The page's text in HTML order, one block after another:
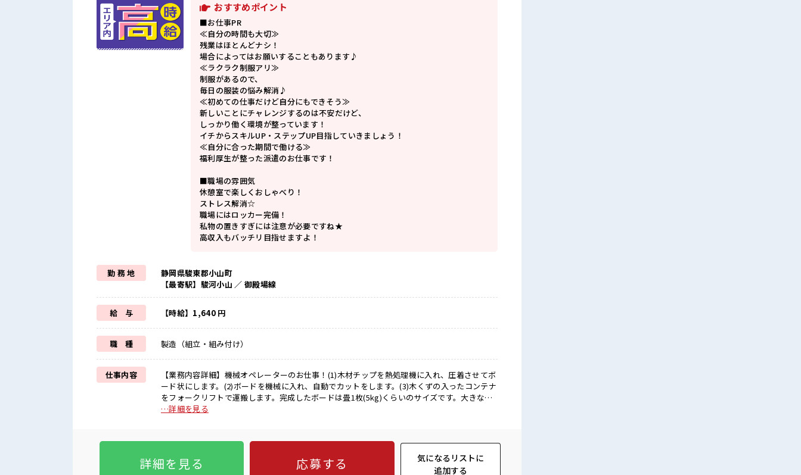
おすすめポイント
■お仕事PR
≪自分の時間も大切≫
残業はほとんどナシ！
場合によってはお願いすることもあります♪
≪ラクラク制服アリ≫
制服があるので、
毎日の服装の悩み解消♪
≪初めての仕事だけど自分にもできそう≫
新しいことにチャレンジするのは不安だけど、
しっかり働く環境が整っています！
イチからスキルUP・ステップUP目指していきましょう！
≪自分に合った期間で働ける≫
福利厚生が整った派遣のお仕事です！
■職場の雰囲気
休憩室で楽しくおしゃべり！
ストレス解消☆
職場にはロッカー完備！
私物の置きすぎには注意が必要ですね★
高収入もバッチリ目指せますよ！
勤 務 地
静岡県駿東郡小山町
【最寄駅】駿河小山 ／ 御殿場線
給 与 【時給】1,640 円
職 種 製造（組立・組み付け）
仕事内容
【業務内容詳細】機械オペレーターのお仕事！(1)木材チップを熱処理機に入れ、圧着させてボ
ード状にします。(2)ボードを機械に入れ、自動でカットをします。(3)木くずの入ったコンテナ
をフォークリフトで運搬します。完成したボードは畳1枚(5kg)くらいのサイズです。大きなボ
ード(10kg以下)を持つこともありますが、ペアになって持っていただきます。【取扱製品情
ラク制服アリ≫ 制服があるので、 毎日の服装の悩み解消♪ ≪初めての仕事だけど自分にもで
きそう≫ 新しいことにチャレンジするのは不安だけど、 しっかり働く環境が整っています！
イチからスキルUP・ステップUP目指していきましょう！ ≪自分に合った期間で働ける≫ 福利
…詳細を見る
詳細を見る 応募する
気になるリストに
追加する